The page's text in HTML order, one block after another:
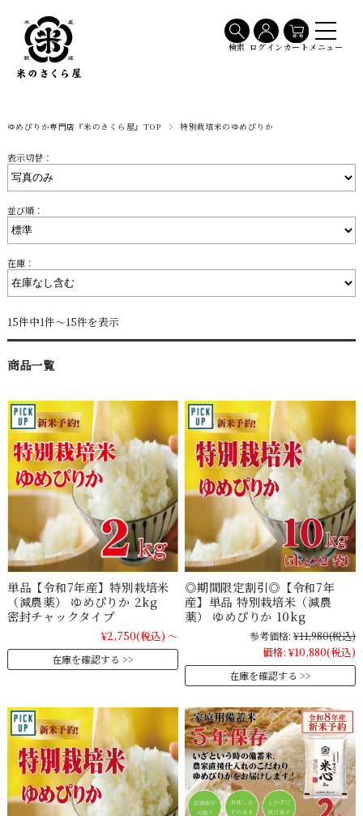
検索 ログイン カート メニュー
ゆめぴりか専門店『米のさくら屋』TOP 特別栽培米のゆめぴりか
表示切替：
並び順：
在庫：
15件中1件～15件を表示
商品一覧
単品【令和7年産】特別栽培米
（減農薬） ゆめぴりか 2kg
密封チャックタイプ
¥2,750(税込) ～
在庫を確認する
◎期間限定割引◎【令和7年
産】単品 特別栽培米（減農
薬） ゆめぴりか 10kg
参考価格: ¥11,980(税込)
価格: ¥10,880(税込)
在庫を確認する